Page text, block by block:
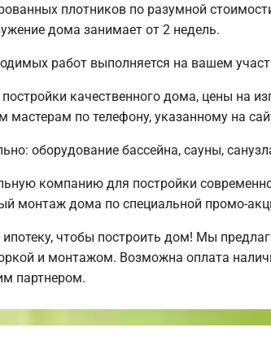
плотников по разумной
дома занимает от 2 недель.
работ выполняется на вашем
качественного дома, цены на
по телефону, указанному на
оборудование бассейна, сауны,
компанию для постройки
монтаж дома по специальной промо-
чтобы построить дом! Мы
и монтажом. Возможна оплата
партнером.